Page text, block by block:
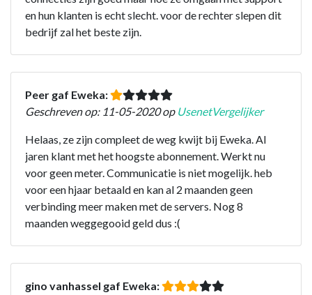
en hun klanten is echt slecht. voor de rechter slepen dit
bedrijf zal het beste zijn.
Peer gaf Eweka:
Geschreven op: 11-05-2020 op UsenetVergelijker
Helaas, ze zijn compleet de weg kwijt bij Eweka. Al
jaren klant met het hoogste abonnement. Werkt nu
voor geen meter. Communicatie is niet mogelijk. heb
voor een hjaar betaald en kan al 2 maanden geen
verbinding meer maken met de servers. Nog 8
maanden weggegooid geld dus :(
gino vanhassel gaf Eweka: